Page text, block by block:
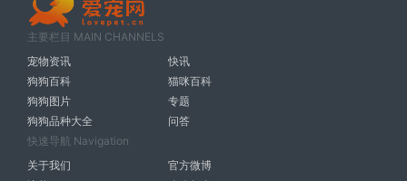
主要栏目 MAIN CHANNELS
宠物资讯
快讯
狗狗百科
猫咪百科
狗狗图片
专题
狗狗品种大全
问答
快速导航 Navigation
关于我们
官方微博